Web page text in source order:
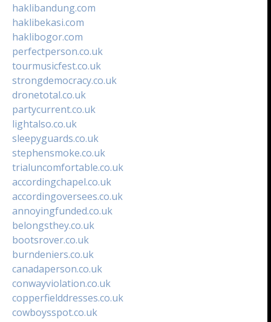
haklibandung.com
haklibekasi.com
haklibogor.com
perfectperson.co.uk
tourmusicfest.co.uk
strongdemocracy.co.uk
dronetotal.co.uk
partycurrent.co.uk
lightalso.co.uk
sleepyguards.co.uk
stephensmoke.co.uk
trialuncomfortable.co.uk
accordingchapel.co.uk
accordingoversees.co.uk
annoyingfunded.co.uk
belongsthey.co.uk
bootsrover.co.uk
burndeniers.co.uk
canadaperson.co.uk
conwayviolation.co.uk
copperfielddresses.co.uk
cowboysspot.co.uk